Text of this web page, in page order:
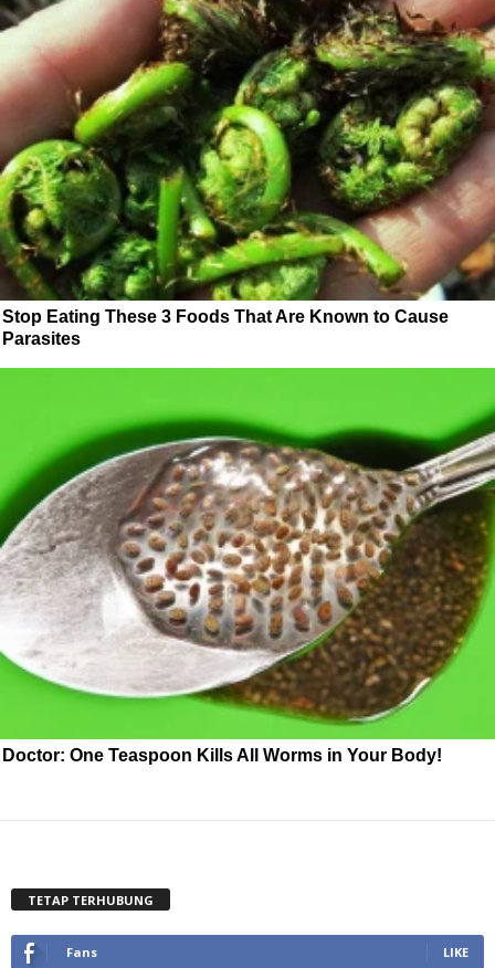
Stop Eating These 3 Foods That Are Known to Cause
Parasites
Doctor: One Teaspoon Kills All Worms in Your Body!
TETAP TERHUBUNG
Fans LIKE